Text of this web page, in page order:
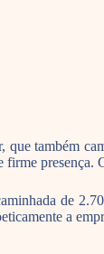
também
de
a